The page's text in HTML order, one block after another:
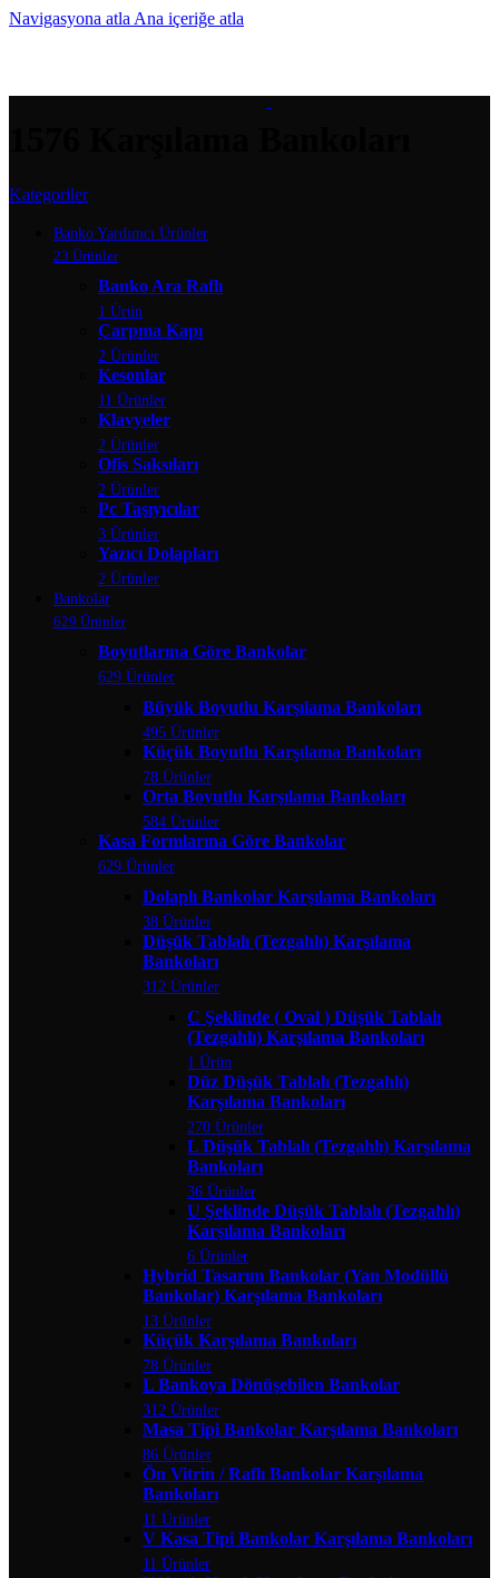
Navigasyona atla Ana içeriğe atla
Kategoriler
Banko Yardımcı Ürünler
23 Ürünler
Banko Ara Raflı
1 Ürün
Çarpma Kapı
2 Ürünler
Kesonlar
11 Ürünler
Klavyeler
2 Ürünler
Ofis Saksıları
2 Ürünler
Pc Taşıyıcılar
3 Ürünler
Yazıcı Dolapları
2 Ürünler
Bankolar
629 Ürünler
Boyutlarına Göre Bankolar
629 Ürünler
Büyük Boyutlu Karşılama Bankoları
495 Ürünler
Küçük Boyutlu Karşılama Bankoları
78 Ürünler
Orta Boyutlu Karşılama Bankoları
584 Ürünler
Kasa Formlarına Göre Bankolar
629 Ürünler
Dolaplı Bankolar Karşılama Bankoları
38 Ürünler
Düşük Tablalı (Tezgahlı) Karşılama
Bankoları
312 Ürünler
C Şeklinde ( Oval ) Düşük Tablalı
(Tezgahlı) Karşılama Bankoları
1 Ürün
Düz Düşük Tablalı (Tezgahlı)
Karşılama Bankoları
270 Ürünler
L Düşük Tablalı (Tezgahlı) Karşılama
Bankoları
36 Ürünler
U Şeklinde Düşük Tablalı (Tezgahlı)
Karşılama Bankoları
6 Ürünler
Hybrid Tasarım Bankolar (Yan Modüllü
Bankolar) Karşılama Bankoları
13 Ürünler
Küçük Karşılama Bankoları
78 Ürünler
L Bankoya Dönüşebilen Bankolar
312 Ürünler
Masa Tipi Bankolar Karşılama Bankoları
86 Ürünler
Ön Vitrin / Raflı Bankolar Karşılama
Bankoları
11 Ürünler
V Kasa Tipi Bankolar Karşılama Bankoları
11 Ürünler